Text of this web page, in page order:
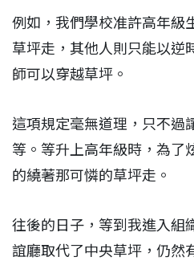
例如，我們學校准許高年級
草坪走，其他人則只能以逆
師可以穿越草坪。
這項規定毫無道理，只不過
等。等升上高年級時，為了
的繞著那可憐的草坪走。
往後的日子，等到我進入組
誼廳取代了中央草坪，仍然